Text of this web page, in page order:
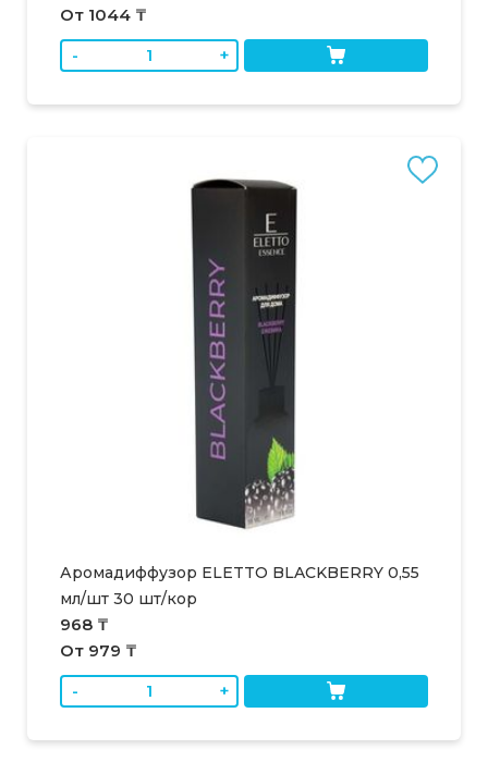
От 1044 ₸
-
+
Аромадиффузор ELETTO BLACKBERRY 0,55
мл/шт 30 шт/кор
968 ₸
От 979 ₸
-
+